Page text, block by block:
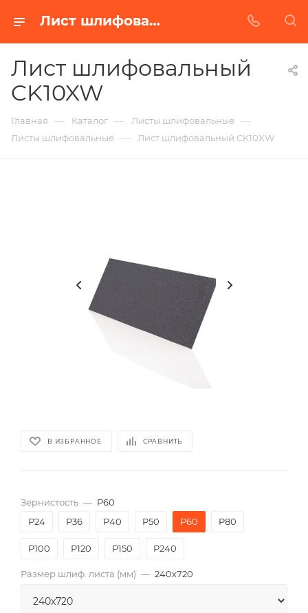
Лист шлифовальный CK10XW в Белгороде | Купить по недорогой цене от Абразивного Завода
Лист шлифовальный
CK10XW
Главная — Каталог — Листы шлифовальные —
Листы шлифовальные — Лист шлифовальный CK10XW
В ИЗБРАННОЕ СРАВНИТЬ
Зернистость — P60
P24
P36 P40 P50 P60 P80
P100 P120 P150 P240
Размер шлиф. листа (мм) — 240х720